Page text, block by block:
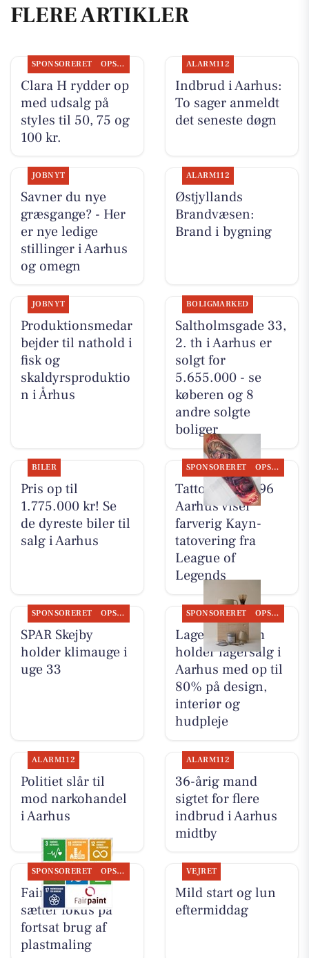
FLERE ARTIKLER
SPONSORERET OPSLAGSTAVLEN
Clara H rydder op
med udsalg på
styles til 50, 75 og
100 kr.
ALARM112
Indbrud i Aarhus:
To sager anmeldt
det seneste døgn
JOBNYT
Savner du nye
græsgange? - Her
er nye ledige
stillinger i Aarhus
og omegn
ALARM112
Østjyllands
Brandvæsen:
Brand i bygning
JOBNYT
Produktionsmedar
bejder til nathold i
fisk og
skaldyrsproduktio
n i Århus
BOLIGMARKED
Saltholmsgade 33,
2. th i Aarhus er
solgt for
5.655.000 - se
køberen og 8
andre solgte
boliger
BILER
Pris op til
1.775.000 kr! Se
de dyreste biler til
salg i Aarhus
SPONSORERET OPSLAGSTAVLEN
Tattoo Studio 96
Aarhus viser
farverig Kayn-
tatovering fra
League of
Legends
SPONSORERET OPSLAGSTAVLEN
SPAR Skejby
holder klimauge i
uge 33
SPONSORERET OPSLAGSTAVLEN
Lagersalg.com
holder lagersalg i
Aarhus med op til
80% på design,
interiør og
hudpleje
ALARM112
Politiet slår til
mod narkohandel
i Aarhus
ALARM112
36-årig mand
sigtet for flere
indbrud i Aarhus
midtby
SPONSORERET OPSLAGSTAVLEN
Fairpaint ApS
sætter fokus på
fortsat brug af
plastmaling
VEJRET
Mild start og lun
eftermiddag